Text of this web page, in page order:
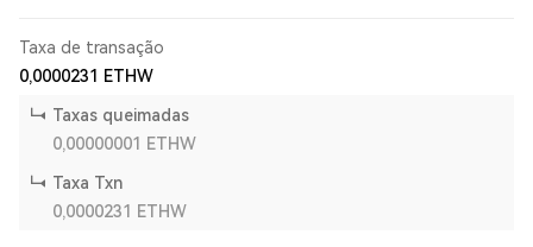
Taxa de transação
0,0000231
ETHW
Taxas queimadas
0,00000001
ETHW
Taxa Txn
0,0000231
ETHW